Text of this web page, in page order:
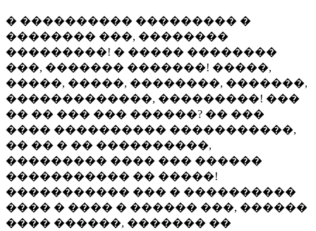
� ���������� ��������� �
�������� ���, ��������
���������! � ����� ��������
���, ������� �������! �����,
�����, �����, ��������, �������,
�������������, ���������! ���
�� �� ��� ��� ������? �� ���
���� ���������� �����������,
�� �� � �� ����������,
��������� ���� ��� ������
����������� �� �����!
����������� ��� � ����������
���� � ���� � ������ ���, ������
���� ������, ������� ��